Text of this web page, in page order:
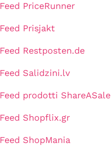
Feed PriceRunner
Feed Prisjakt
Feed Restposten.de
Feed Salidzini.lv
Feed prodotti ShareASale
Feed Shopflix.gr
Feed ShopMania